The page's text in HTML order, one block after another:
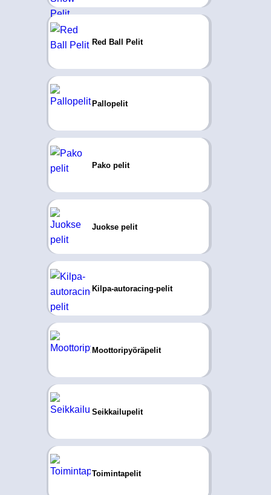
Red Ball Pelit
Pallopelit
Pako pelit
Juokse pelit
Kilpa-autoracing-pelit
Moottoripyöräpelit
Seikkailupelit
Toimintapelit